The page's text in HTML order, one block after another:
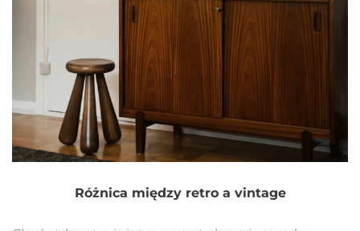
Różnica między retro a vintage